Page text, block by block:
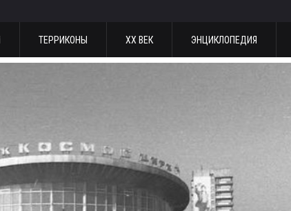
ТЕРРИКОНЫ ХХ ВЕК ЭНЦИКЛОПЕДИЯ